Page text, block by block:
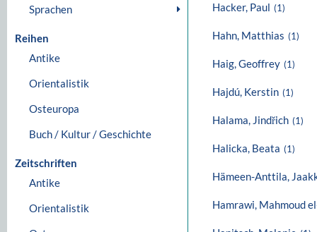
Sprachen
Reihen
Antike
Orientalistik
Osteuropa
Buch / Kultur / Geschichte
Zeitschriften
Antike
Orientalistik
Hacker, Paul (1)
Hahn, Matthias (1)
Haig, Geoffrey (1)
Hajdú, Kerstin (1)
Halama, Jindřich (1)
Halicka, Beata (1)
Hämeen-Anttila,
Hamrawi, Mahmoud